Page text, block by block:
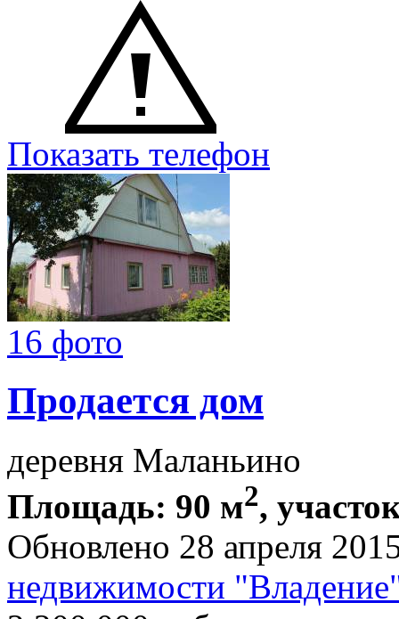
Показать телефон
16 фото
Продается дом
деревня Маланьино
Площадь: 90 м2,
Обновлено 28 апреля
недвижимости